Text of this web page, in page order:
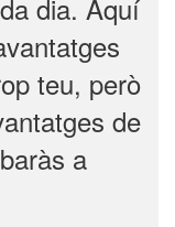
dia. Aquí
teu, però
de
a